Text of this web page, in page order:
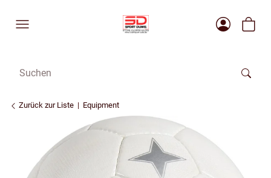
Zurück zur Liste Equipment